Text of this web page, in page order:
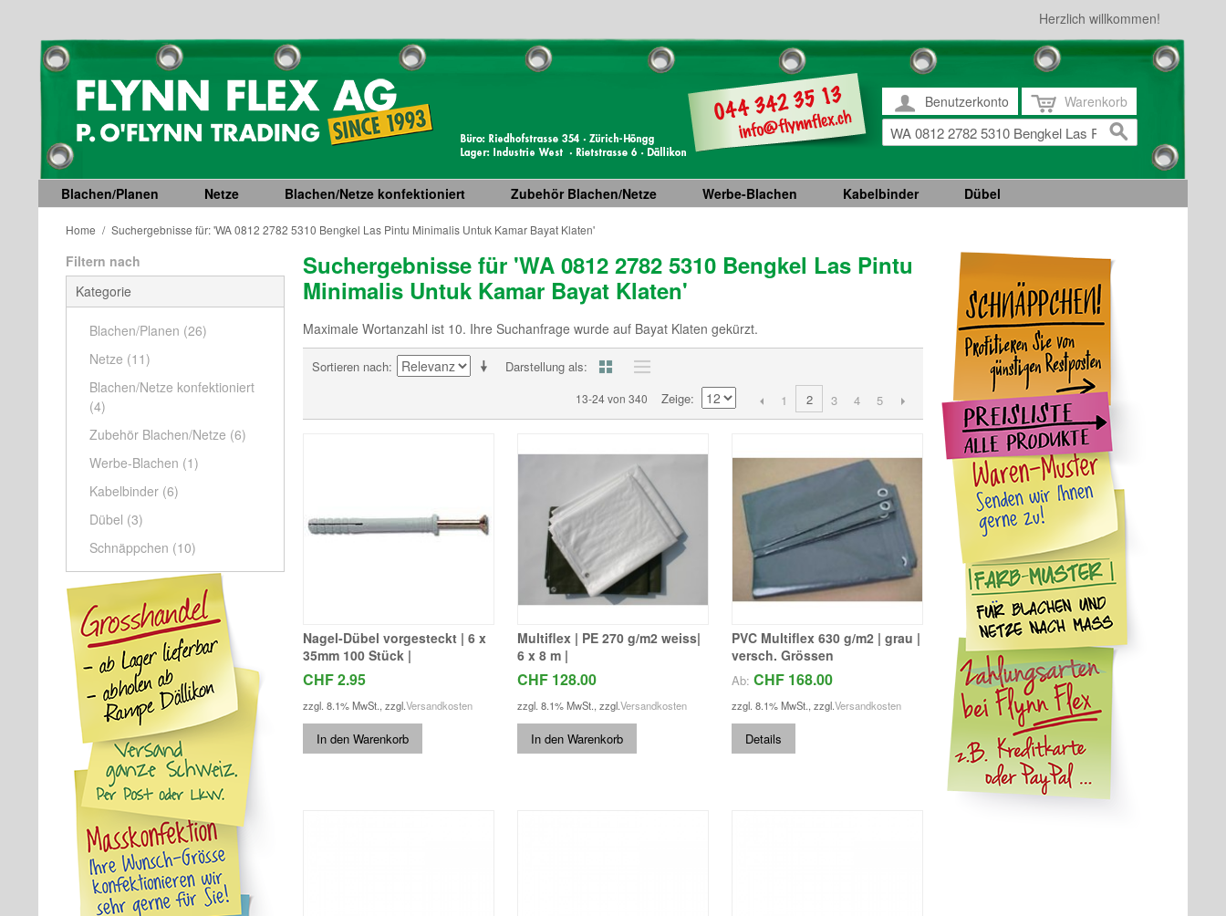
Herzlich willkommen!
Benutzerkonto Warenkorb
Blachen/Planen Netze Blachen/Netze konfektioniert Zubehör Blachen/Netze Werbe-Blachen Kabelbinder Dübel
Home / Suchergebnisse für: 'WA 0812 2782 5310 Bengkel Las Pintu Minimalis Untuk Kamar Bayat Klaten'
Filtern nach
Kategorie
Blachen/Planen (26)
Netze (11)
Blachen/Netze konfektioniert
(4)
Zubehör Blachen/Netze (6)
Werbe-Blachen (1)
Kabelbinder (6)
Dübel (3)
Schnäppchen (10)
Suchergebnisse für 'WA 0812 2782 5310 Bengkel Las Pintu
Minimalis Untuk Kamar Bayat Klaten'
Maximale Wortanzahl ist 10. Ihre Suchanfrage wurde auf Bayat Klaten gekürzt.
Darstellung als
Sortieren nach
13-24 von 340 Zeige 1 2 3 4 5
Nagel-Dübel vorgesteckt | 6 x
35mm 100 Stück |
CHF 2.95
zzgl. 8.1% MwSt., zzgl.Versandkosten
In den Warenkorb
Multiflex | PE 270 g/m2 weiss|
6 x 8 m |
CHF 128.00
zzgl. 8.1% MwSt.,zzgl.Versandkosten
In den Warenkorb
PVC Multiflex 630 g/m2 | grau |
versch. Grössen
Ab: CHF 168.00
zzgl. 8.1% MwSt.,zzgl.Versandkosten
Details